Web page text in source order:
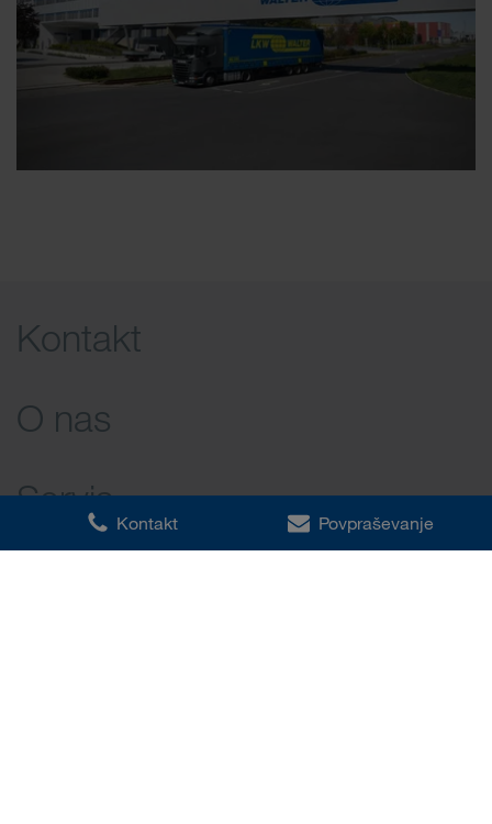
Kontakt
O nas
Servis
Kontakt Povpraševanje